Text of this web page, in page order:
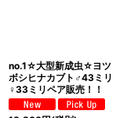
no.1☆大型新成虫☆ヨツ
ボシヒナカブト♂43ミリ
♀33ミリペア販売！！